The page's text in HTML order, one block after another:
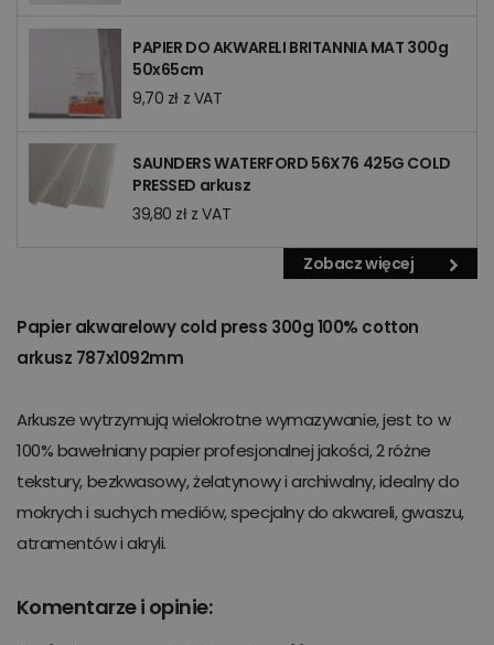
PAPIER DO AKWARELI BRITANNIA MAT 300g
50x65cm
9,70 zł z VAT
SAUNDERS WATERFORD 56X76 425G COLD
PRESSED arkusz
39,80 zł z VAT
Zobacz więcej
Papier akwarelowy cold press 300g 100% cotton
arkusz 787x1092mm
Arkusze wytrzymują wielokrotne wymazywanie, jest to w
100% bawełniany papier profesjonalnej jakości, 2 różne
tekstury, bezkwasowy, żelatynowy i archiwalny, idealny do
mokrych i suchych mediów, specjalny do akwareli, gwaszu,
atramentów i akryli.
Komentarze i opinie: